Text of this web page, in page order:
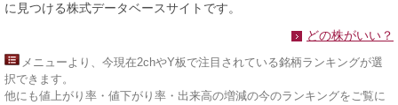
に見つける株式データベースサイトです。
どの株がいい？
メニューより、今現在2chやY板で注目されている銘柄ランキングが選
択できます。
他にも値上がり率・値下がり率・出来高の増減の今のランキングをご覧に